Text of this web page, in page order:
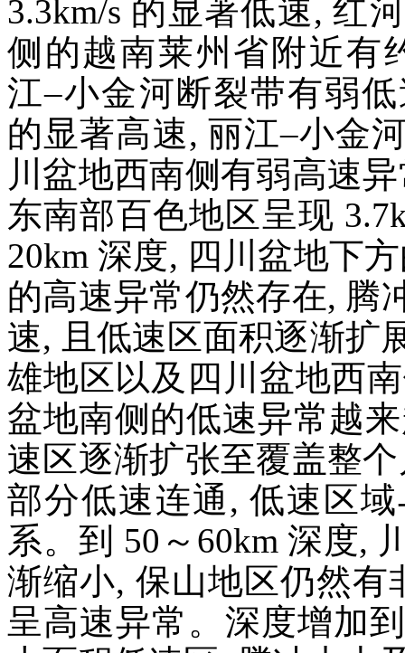
3.3km/s 的显著低速, 红
侧的越南莱州省附近有
江–小金河断裂带有弱
的显著高速, 丽江–小金
川盆地西南侧有弱高速
东南部百色地区呈现
20km 深度, 四川盆地下
的高速异常仍然存在, 腾
速, 且低速区面积逐渐扩
雄地区以及四川盆地西
盆地南侧的低速异常越
速区逐渐扩张至覆盖整
部分低速连通, 低速区
系。到 50～60km 深度,
渐缩小, 保山地区仍然
呈高速异常。深度增加